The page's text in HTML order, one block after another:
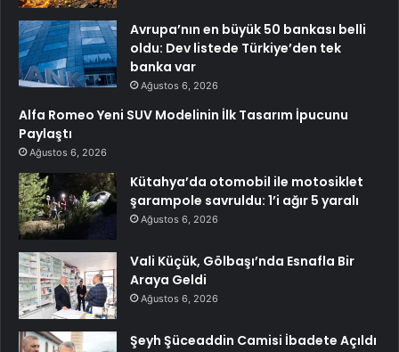
Avrupa’nın en büyük 50 bankası belli
oldu: Dev listede Türkiye’den tek
banka var
Ağustos 6, 2026
Alfa Romeo Yeni SUV Modelinin İlk Tasarım İpucunu
Paylaştı
Ağustos 6, 2026
Kütahya’da otomobil ile motosiklet
şarampole savruldu: 1’i ağır 5 yaralı
Ağustos 6, 2026
Vali Küçük, Gölbaşı’nda Esnafla Bir
Araya Geldi
Ağustos 6, 2026
Şeyh Şüceaddin Camisi İbadete Açıldı